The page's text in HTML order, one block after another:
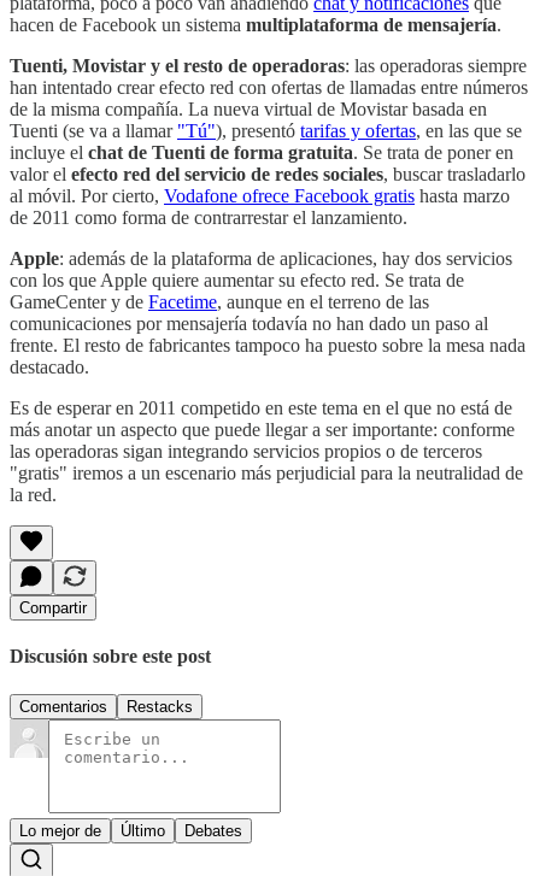
hacen de Facebook un sistema multiplataforma de mensajería.
Tuenti, Movistar y el resto de operadoras: las operadoras siempre
han intentado crear efecto red con ofertas de llamadas entre números
de la misma compañía. La nueva virtual de Movistar basada en
Tuenti (se va a llamar "Tú"), presentó tarifas y ofertas, en las que se
incluye el chat de Tuenti de forma gratuita. Se trata de poner en
valor el efecto red del servicio de redes sociales, buscar trasladarlo
al móvil. Por cierto, Vodafone ofrece Facebook gratis hasta marzo
de 2011 como forma de contrarrestar el lanzamiento.
Apple: además de la plataforma de aplicaciones, hay dos servicios
con los que Apple quiere aumentar su efecto red. Se trata de
GameCenter y de Facetime, aunque en el terreno de las
comunicaciones por mensajería todavía no han dado un paso al
frente. El resto de fabricantes tampoco ha puesto sobre la mesa nada
destacado.
Es de esperar en 2011 competido en este tema en el que no está de
más anotar un aspecto que puede llegar a ser importante: conforme
las operadoras sigan integrando servicios propios o de terceros
"gratis" iremos a un escenario más perjudicial para la neutralidad de
la red.
Compartir
Discusión sobre este post
Comentarios Restacks
Lo mejor de Último Debates